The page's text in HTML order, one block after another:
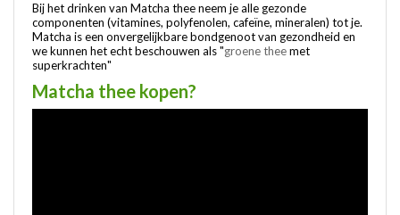
Bij het drinken van Matcha thee neem je alle gezonde
componenten (vitamines, polyfenolen, cafeïne, mineralen) tot je.
Matcha is een onvergelijkbare bondgenoot van gezondheid en
we kunnen het echt beschouwen als "groene theemet
superkrachten"
Matcha thee kopen?